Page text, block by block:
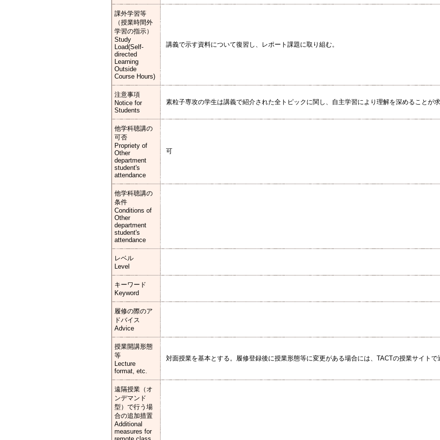
課外学習等
（授業時間外
学習の指示）
Study
Load(Self-
directed
Learning
Outside
Course Hours)
講義で示す資料について復習し、レポート課題に取り組む。
注意事項
Notice for
Students
素粒子専攻の学生は講義で紹介された全トピックに関し、自主学習により理解を深めることが求
他学科聴講の
可否
Propriety of
Other
department
student's
attendance
可
他学科聴講の
条件
Conditions of
Other
department
student's
attendance
レベル
Level
キーワード
Keyword
履修の際のア
ドバイス
Advice
授業開講形態
等
Lecture
format, etc.
対面授業を基本とする。履修登録後に授業形態等に変更がある場合には、TACTの授業サイトで
遠隔授業（オ
ンデマンド
型）で行う場
合の追加措置
Additional
measures for